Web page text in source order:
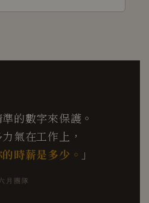
準的數字來保護。
氣在工作上，
時薪是多少。 」
六月團隊